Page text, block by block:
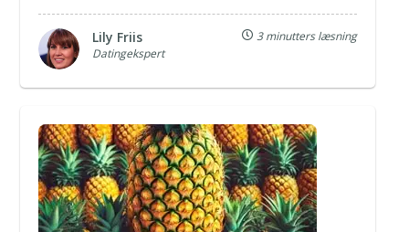
Lily Friis
Datingekspert
3 minutters læsning